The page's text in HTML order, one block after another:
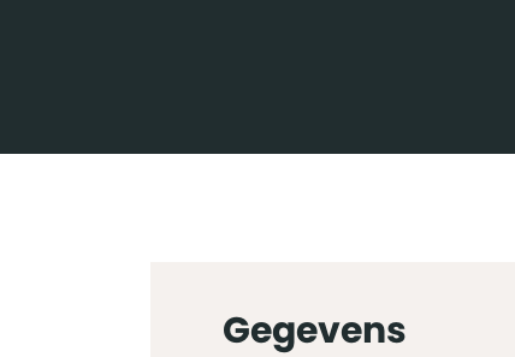
Gegevens